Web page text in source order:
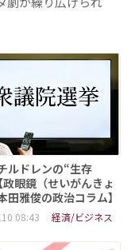
ルドレンの“生存
眼鏡（せいがんきょ
田雅俊の政治コラム】
08:43 経済/ビジネス